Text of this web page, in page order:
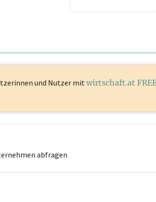
und Nutzer mit wirtschaft.at
abfragen